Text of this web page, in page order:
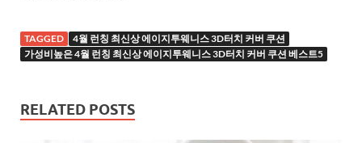
TAGGED
4월 런칭 최신상 에이지투웨니스 3D터치 커버 쿠션
가성비높은 4월 런칭 최신상 에이지투웨니스 3D터치 커버 쿠션 베스트5
RELATED POSTS